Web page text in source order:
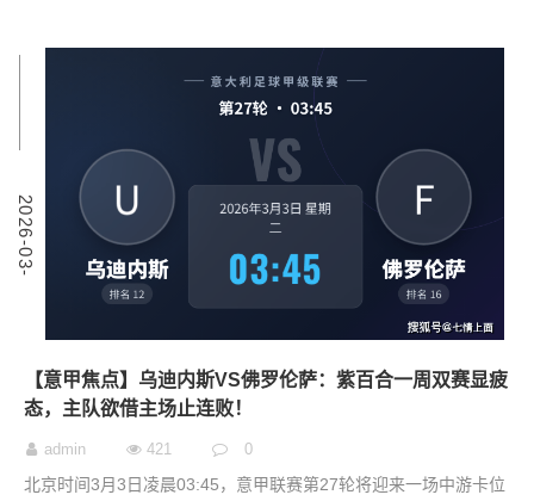
2
0
2
6
-
0
3
-
0
【意甲焦点】乌迪内斯VS佛罗伦萨：紫百合一周双赛显疲
态，主队欲借主场止连败！
admin 421 0
北京时间3月3日凌晨03:45，意甲联赛第27轮将迎来一场中游卡位